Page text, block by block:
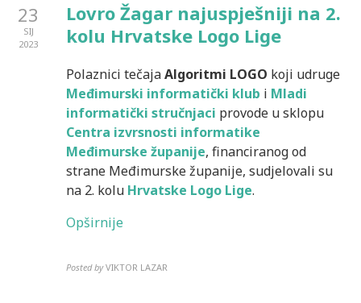
23
SIJ
2023
Lovro Žagar najuspješniji na 2.
kolu Hrvatske Logo Lige
Polaznici tečajaAlgoritmi LOGO koji udruge
Međimurski informatički klub i Mladi
informatički stručnjaci provode u sklopu
Centra izvrsnosti informatike
Međimurske županije, financiranog od
strane Međimurske županije, sudjelovali su
na 2. kolu Hrvatske Logo Lige.
Opširnije
Posted by VIKTOR LAZAR